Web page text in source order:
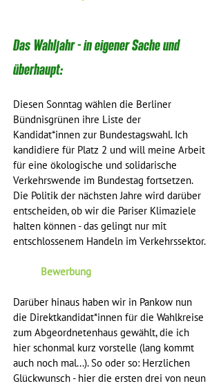
Das Wahljahr - in eigener Sache und
überhaupt:
Diesen Sonntag wählen die Berliner
Bündnisgrünen ihre Liste der
Kandidat*innen zur Bundestagswahl. Ich
kandidiere für Platz 2 und will meine Arbeit
für eine ökologische und solidarische
Verkehrswende im Bundestag fortsetzen.
Die Politik der nächsten Jahre wird darüber
entscheiden, ob wir die Pariser Klimaziele
halten können - das gelingt nur mit
entschlossenem Handeln im Verkehrssektor.
Bewerbung
Darüber hinaus haben wir in Pankow nun
die Direktkandidat*innen für die Wahlkreise
zum Abgeordnetenhaus gewählt, die ich
hier schonmal kurz vorstelle (lang kommt
auch noch mal...). So oder so: Herzlichen
Glückwunsch - hier die ersten drei von neun